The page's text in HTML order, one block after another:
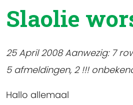
Slaolie
25 April 2008 Aanwezig: 7
5 afmeldingen, 2 !!!
Hallo allemaal